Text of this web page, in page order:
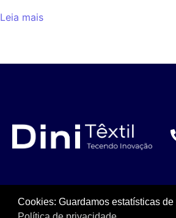
Leia mais
Cookies: Guardamos estatísticas